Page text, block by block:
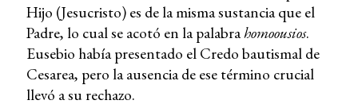
Hijo (Jesucristo) es de la misma sustancia que el
Padre, lo cual se acotó en la palabrahomoousios.
Eusebio había presentado el Credo bautismal de
Cesarea, pero la ausencia de ese término crucial
llevó a su rechazo.